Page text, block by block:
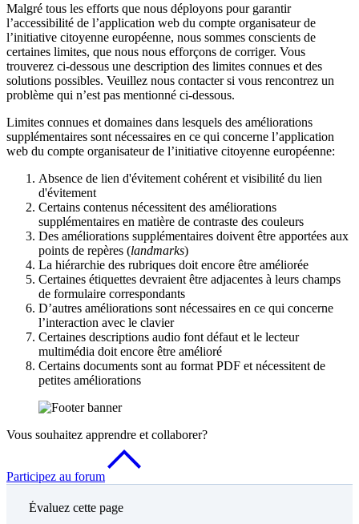
Malgré tous les efforts que nous déployons pour garantir
l’accessibilité de l’application web du compte organisateur de
l’initiative citoyenne européenne, nous sommes conscients de
certaines limites, que nous nous efforçons de corriger. Vous
trouverez ci-dessous une description des limites connues et des
solutions possibles. Veuillez nous contacter si vous rencontrez un
problème qui n’est pas mentionné ci-dessous.
Limites connues et domaines dans lesquels des améliorations
supplémentaires sont nécessaires en ce qui concerne l’application
web du compte organisateur de l’initiative citoyenne européenne:
Absence de lien d'évitement cohérent et visibilité du lien
d'évitement
Certains contenus nécessitent des améliorations
supplémentaires en matière de contraste des couleurs
Des améliorations supplémentaires doivent être apportées aux
points de repères (landmarks)
La hiérarchie des rubriques doit encore être améliorée
Certaines étiquettes devraient être adjacentes à leurs champs
de formulaire correspondants
D’autres améliorations sont nécessaires en ce qui concerne
l’interaction avec le clavier
Certaines descriptions audio font défaut et le lecteur
multimédia doit encore être amélioré
Certains documents sont au format PDF et nécessitent de
petites améliorations
Vous souhaitez apprendre et collaborer?
Participez au forum
Évaluez cette page